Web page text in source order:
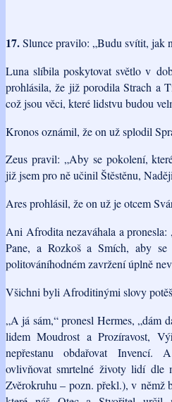
17.Slunce pravilo: „Budu svítit, jak
Luna slíbila poskytovat světlo v
prohlásila, že již porodila Strach a
což jsou věci, které lidstvu budou
Kronos oznámil, že on už splodil
Zeus pravil: „Aby se pokolení,
již jsem pro ně učinil Štěstěnu,
Ares prohlásil, že on už je otcem
Ani Afrodita nezaváhala a
Pane, a Rozkoš a Smích, aby
politováníhodném zavržení úplně
Všichni byli Afroditinými slovy
„A já sám,“ pronesl Hermes, „dám
lidem Moudrost a Prozíravost,
nepřestanu obdařovat Invencí.
ovlivňovat smrtelné životy lidí dle
Zvěrokruhu – pozn. překl.), v němž